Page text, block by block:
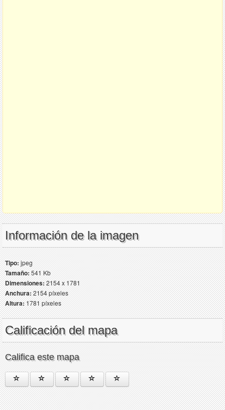
Información de la imagen
Tipo:jpeg
Tamaño:541 Kb
Dimensiones:2154 x 1781
Anchura:2154 píxeles
Altura:1781 píxeles
Calificación del mapa
Califica este mapa